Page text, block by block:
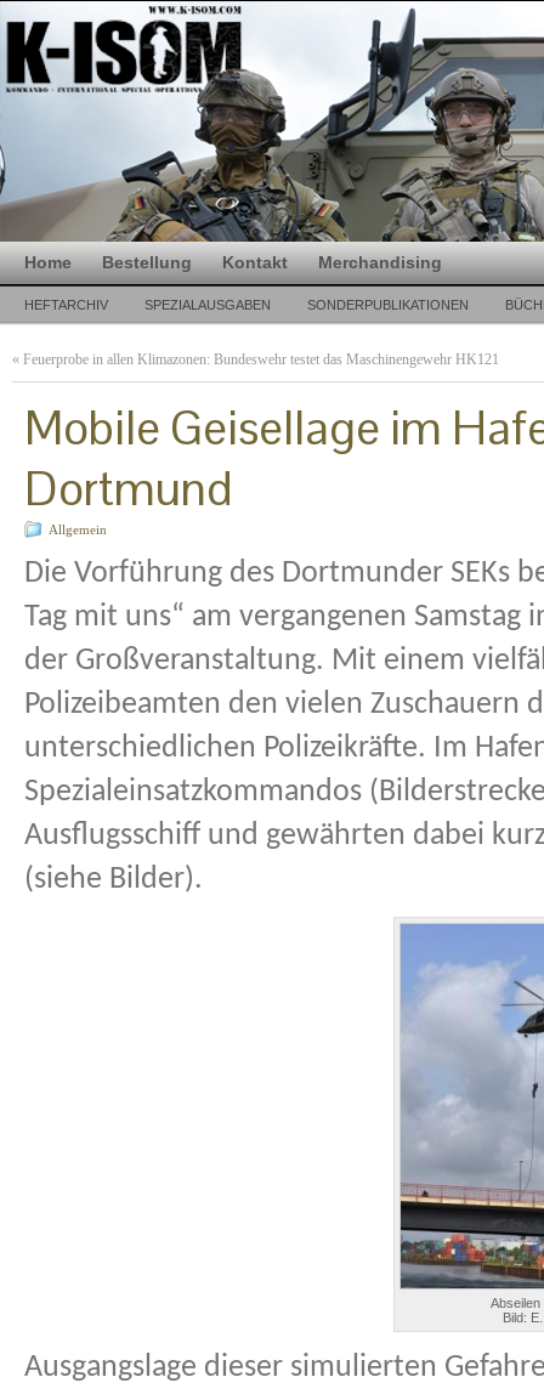
Home Bestellung Kontakt Merchandising
HEFTARCHIV SPEZIALAUSGABEN SONDERPUBLIKATIONEN
« Feuerprobe in allen Klimazonen: Bundeswehr testet das Maschinengewehr HK121
Mobile Geisellage im
Dortmund
Allgemein
Die Vorführung des Dortmunder SEKs
Tag mit uns“ am vergangenen
der Großveranstaltung. Mit einem
Polizeibeamten den vielen Zuschauern
unterschiedlichen Polizeikräfte. Im
Spezialeinsatzkommandos
Ausflugsschiff und gewährten dabei
(siehe Bilder).
Bild:
Ausgangslage dieser simulierten